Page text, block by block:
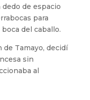
de espacio
para
del caballo.
de Tamayo, decidí
sin
al